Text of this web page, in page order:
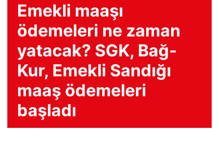
Emekli maaşı
ödemeleri ne zaman
yatacak? SGK, Bağ-
Kur, Emekli Sandığı
maaş ödemeleri
başladı